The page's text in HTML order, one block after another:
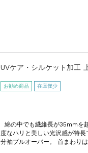
UVケア・シルケット加工
お勧め商品 在庫僅少
綿の中でも繊維長が35mmを
度なハリと美しい光沢感が特
分袖プルオーバー。 首まわり